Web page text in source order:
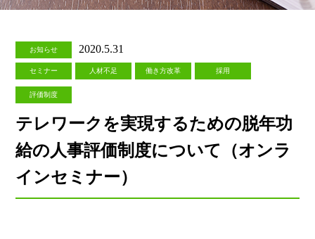
お知らせ 2020.5.31
セミナー 人材不足 働き方改革 採用
評価制度
テレワークを実現するための脱年功
給の人事評価制度について（オンラ
インセミナー）